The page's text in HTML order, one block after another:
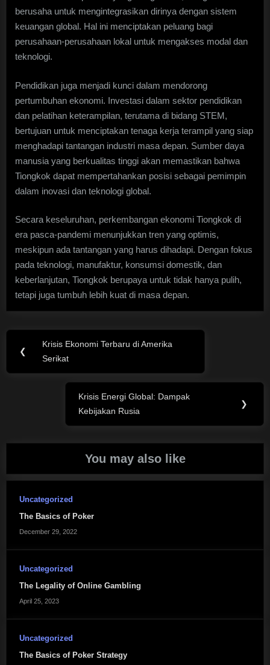
berusaha untuk mengintegrasikan dirinya dengan sistem
keuangan global. Hal ini menciptakan peluang bagi
perusahaan-perusahaan lokal untuk mengakses modal dan
teknologi.
Pendidikan juga menjadi kunci dalam mendorong
pertumbuhan ekonomi. Investasi dalam sektor pendidikan
dan pelatihan keterampilan, terutama di bidang STEM,
bertujuan untuk menciptakan tenaga kerja terampil yang siap
menghadapi tantangan industri masa depan. Sumber daya
manusia yang berkualitas tinggi akan memastikan bahwa
Tiongkok dapat mempertahankan posisi sebagai pemimpin
dalam inovasi dan teknologi global.
Secara keseluruhan, perkembangan ekonomi Tiongkok di
era pasca-pandemi menunjukkan tren yang optimis,
meskipun ada tantangan yang harus dihadapi. Dengan fokus
pada teknologi, manufaktur, konsumsi domestik, dan
keberlanjutan, Tiongkok berupaya untuk tidak hanya pulih,
tetapi juga tumbuh lebih kuat di masa depan.
Post
navigation
❮
Previous
Post:
Krisis Ekonomi Terbaru di Amerika
Serikat
Next
Post:
Krisis Energi Global: Dampak
Kebijakan Rusia
❯
You may also like
Uncategorized
The Basics of Poker
December 29, 2022
Uncategorized
The Legality of Online Gambling
April 25, 2023
Uncategorized
The Basics of Poker Strategy